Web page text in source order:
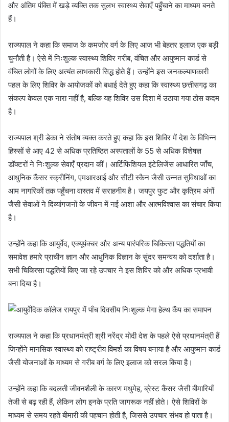
और अंतिम पंक्ति में खड़े व्यक्ति तक सुलभ स्वास्थ्य सेवाएँ पहुँचाने का माध्यम बनते
हैं।
राज्यपाल ने कहा कि समाज के कमजोर वर्ग के लिए आज भी बेहतर इलाज एक बड़ी
चुनौती है। ऐसे में निःशुल्क स्वास्थ्य शिविर गरीब, वंचित और आयुष्मान कार्ड से
वंचित लोगों के लिए अत्यंत लाभकारी सिद्ध होते हैं। उन्होंने इस जनकल्याणकारी
पहल के लिए शिविर के आयोजकों को बधाई देते हुए कहा कि स्वास्थ्य छत्तीसगढ़ का
संकल्प केवल एक नारा नहीं है, बल्कि यह शिविर उस दिशा में उठाया गया ठोस कदम
है।
राज्यपाल श्री डेका ने संतोष व्यक्त करते हुए कहा कि इस शिविर में देश के विभिन्न
हिस्सों से आए 42 से अधिक प्रतिष्ठित अस्पतालों के 55 से अधिक विशेषज्ञ
डॉक्टरों ने निःशुल्क सेवाएँ प्रदान कीं। आर्टिफिशियल इंटेलिजेंस आधारित जाँच,
आधुनिक कैंसर स्क्रीनिंग, एमआरआई और सीटी स्कैन जैसी उन्नत सुविधाओं का
आम नागरिकों तक पहुँचना वास्तव में सराहनीय है। जयपुर फुट और कृत्रिम अंगों
जैसी सेवाओं ने दिव्यांगजनों के जीवन में नई आशा और आत्मविश्वास का संचार किया
है।
उन्होंने कहा कि आयुर्वेद, एक्यूपंक्चर और अन्य पारंपरिक चिकित्सा पद्धतियों का
समावेश हमारे प्राचीन ज्ञान और आधुनिक विज्ञान के सुंदर समन्वय को दर्शाता है।
सभी चिकित्सा पद्धतियों किए जा रहे उपचार ने इस शिविर को और अधिक प्रभावी
बना दिया है।
राज्यपाल ने कहा कि प्रधानमंत्री श्री नरेंद्र मोदी देश के पहले ऐसे प्रधानमंत्री हैं
जिन्होंने मानसिक स्वास्थ्य को राष्ट्रीय विमर्श का विषय बनाया है और आयुष्मान कार्ड
जैसी योजनाओं के माध्यम से गरीब वर्ग के लिए इलाज को सरल किया है।
उन्होंने कहा कि बदलती जीवनशैली के कारण मधुमेह, ब्रेस्ट कैंसर जैसी बीमारियाँ
तेजी से बढ़ रही हैं, लेकिन लोग इनके प्रति जागरूक नहीं होते। ऐसे शिविरों के
माध्यम से समय रहते बीमारी की पहचान होती है, जिससे उपचार संभव हो पाता है।